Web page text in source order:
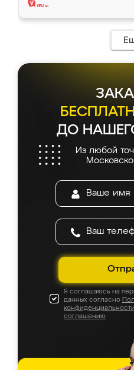
ДО
Из любой
Я соглашаюсь на
данных согласно
конфиденциальности
соглашению